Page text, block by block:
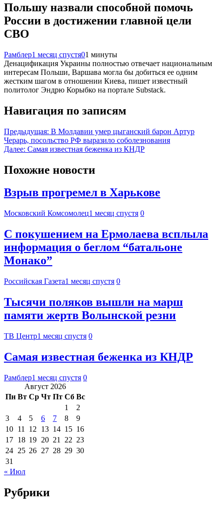
Польшу назвали способной помочь
России в достижении главной цели
СВО
Рамблер1 месяц спустя01 минуты
Денацификация Украины полностью отвечает национальным
интересам Польши, Варшава могла бы добиться ее одним
жестким шагом в отношении Киева, пишет известный
политолог Эндрю Корыбко на портале Substack.
Навигация по записям
Предыдущая: В Молдавии умер цыганский барон Артур
Черарь, посольство РФ выразило соболезнования
Далее: Самая известная беженка из КНДР
Похожие новости
Взрыв прогремел в Харькове
Московский Комсомолец1 месяц спустя 0
С покушением на Ермолаева всплыла
информация о беглом “батальоне
Монако”
Российская Газета1 месяц спустя 0
Тысячи поляков вышли на марш
памяти жертв Волынской резни
ТВ Центр1 месяц спустя 0
Самая известная беженка из КНДР
Рамблер1 месяц спустя 0
Август 2026
Пн Вт Ср Чт Пт Сб Вс
1
2
3
4 5 6 7 8
9
10 11 12 13 14 15 16
17 18 19 20 21 22 23
24 25 26 27 28 29 30
31
« Июл
Рубрики